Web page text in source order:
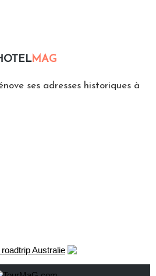
MAG
ses adresses historiques à